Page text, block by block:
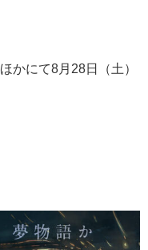
ほかにて8月28日（土）